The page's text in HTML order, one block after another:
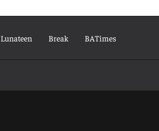
Lunateen Break BATimes